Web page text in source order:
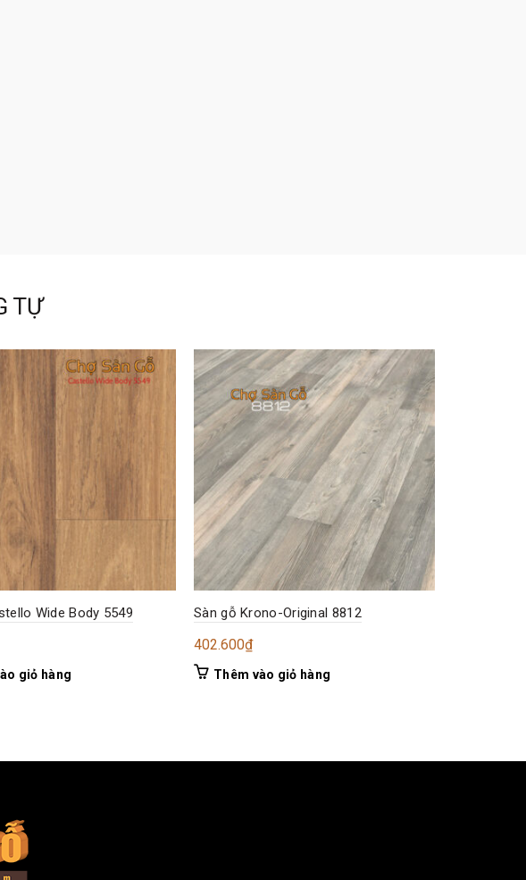
TỰ
Wide Body 5549
giỏ hàng
Sàn gỗ Krono-Original 8812
402.600₫
Thêm vào giỏ hàng